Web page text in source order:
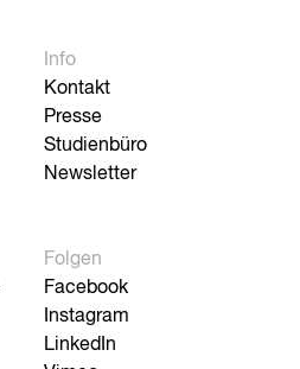
Info
Kontakt
Presse
Studienbüro
Newsletter
Folgen
Facebook
Instagram
LinkedIn